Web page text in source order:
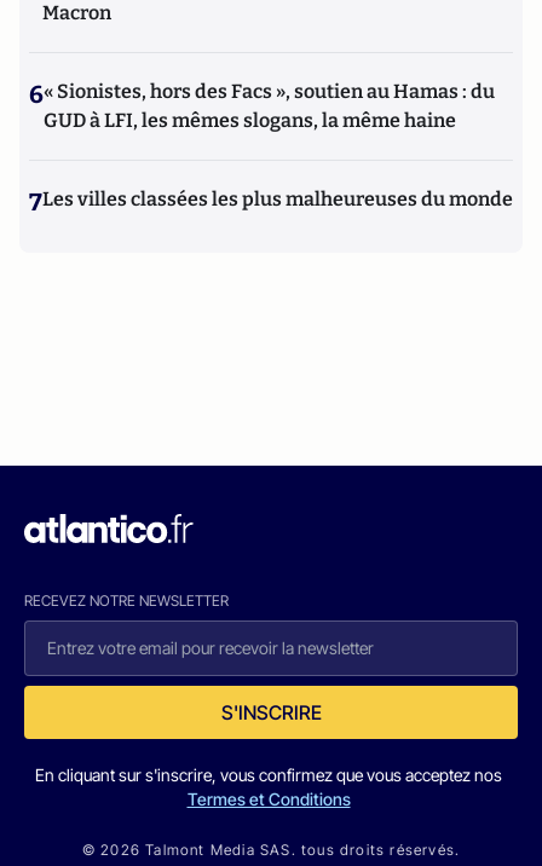
Macron
6« Sionistes, hors des Facs », soutien au Hamas : du
GUD à LFI, les mêmes slogans, la même haine
7Les villes classées les plus malheureuses du monde
RECEVEZ NOTRE NEWSLETTER
S'INSCRIRE
En cliquant sur s'inscrire, vous confirmez que vous acceptez nos
Termes et Conditions
© 2026 Talmont Media SAS. tous droits réservés.